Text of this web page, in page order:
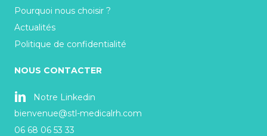
Pourquoi nous choisir ?
Actualités
Politique de confidentialité
NOUS CONTACTER
Notre Linkedin
bienvenue@stl-medicalrh.com
06 68 06 53 33